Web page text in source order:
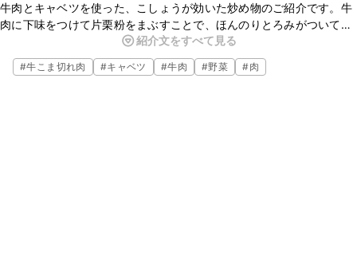
牛肉とキャベツを使った、こしょうが効いた炒め物のご紹介です。牛
肉に下味をつけて片栗粉をまぶすことで、ほんのりとろみがついて黒
こしょうの風味がしっかり具材に絡みますよ。シンプルな食材で作れ
るので、ぜひ試してみてくださいね。
紹介文をすべて見る
#牛こま切れ肉 #キャベツ #牛肉 #野菜 #肉